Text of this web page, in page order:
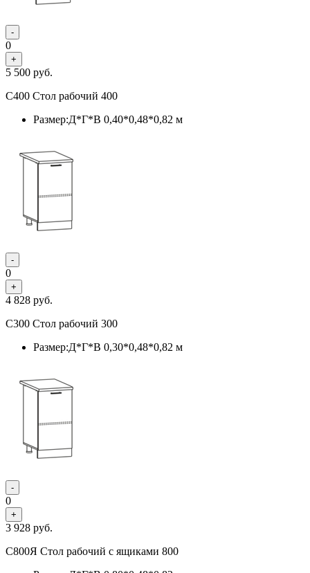
-
0
+
5 500 руб.
С400 Стол рабочий 400
Размер:Д*Г*В 0,40*0,48*0,82 м
-
0
+
4 828 руб.
С300 Стол рабочий 300
Размер:Д*Г*В 0,30*0,48*0,82 м
-
0
+
3 928 руб.
С800Я Стол рабочий с ящиками 800